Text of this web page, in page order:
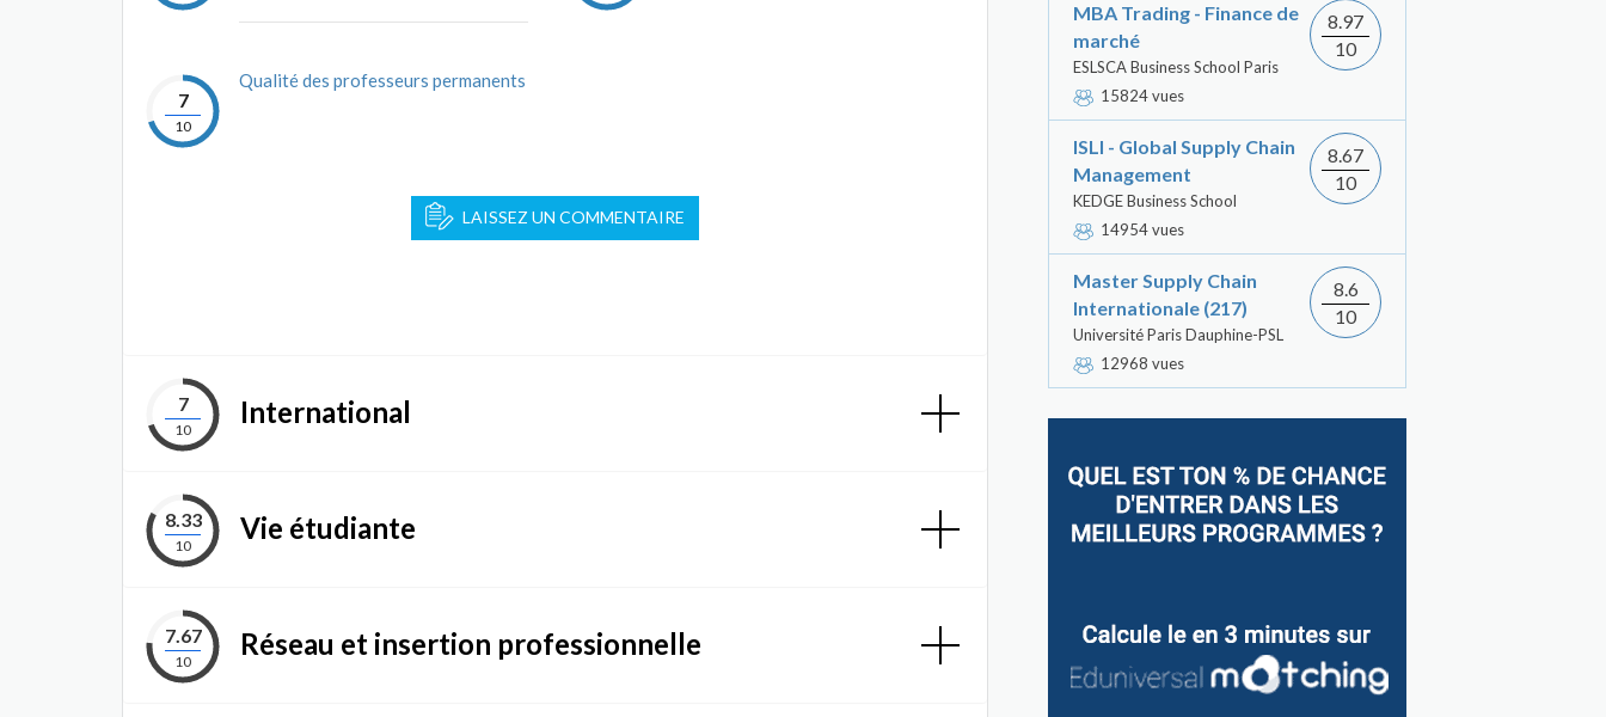
7
10
Qualité des professeurs permanents
LAISSEZ UN COMMENTAIRE
7
10
International
8.33
10
Vie étudiante
7.67
10
Réseau et insertion professionnelle
MBA Trading - Finance de
marché
ESLSCA Business School Paris
15824 vues
8.97
10
ISLI - Global Supply Chain
Management
KEDGE Business School
14954 vues
8.67
10
Master Supply Chain
Internationale (217)
Université Paris Dauphine-PSL
12968 vues
8.6
10